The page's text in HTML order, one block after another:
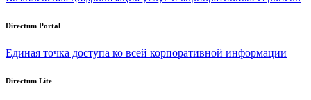
Directum Portal
Единая точка доступа ко всей корпоративной информации
Directum Lite